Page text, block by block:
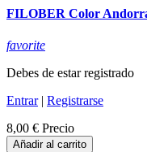
FILOBER Color Andorra
favorite
Debes de estar registrado
Entrar| Registrarse
8,00 € Precio
Añadir al carrito